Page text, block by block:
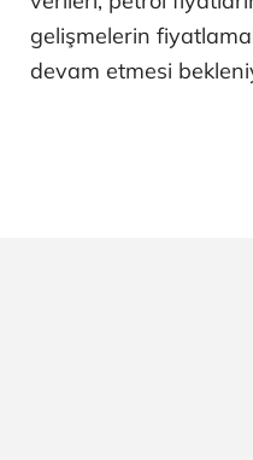
gelişmelerin
devam etmesi